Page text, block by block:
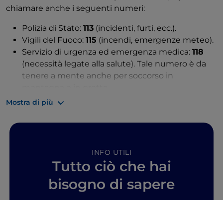
chiamare anche i seguenti numeri:
Polizia di Stato: 113 (incidenti, furti, ecc.).
Vigili del Fuoco: 115 (incendi, emergenze meteo).
Servizio di urgenza ed emergenza medica: 118
(necessità legate alla salute). Tale numero è da
tenere a mente anche per soccorso in
Soccorso Stradale: in tutte le ore del giorno per
garantita dall'Automobile Club d'Italia(ACI), una
dell'automobilismo italiano. È possibile
contattare il numero803.116, o visitare il sito
ufficiale dell'ACI.
Guardia Forestale:
Mostra di più
INFO UTILI
Tutto ciò che hai
bisogno di sapere